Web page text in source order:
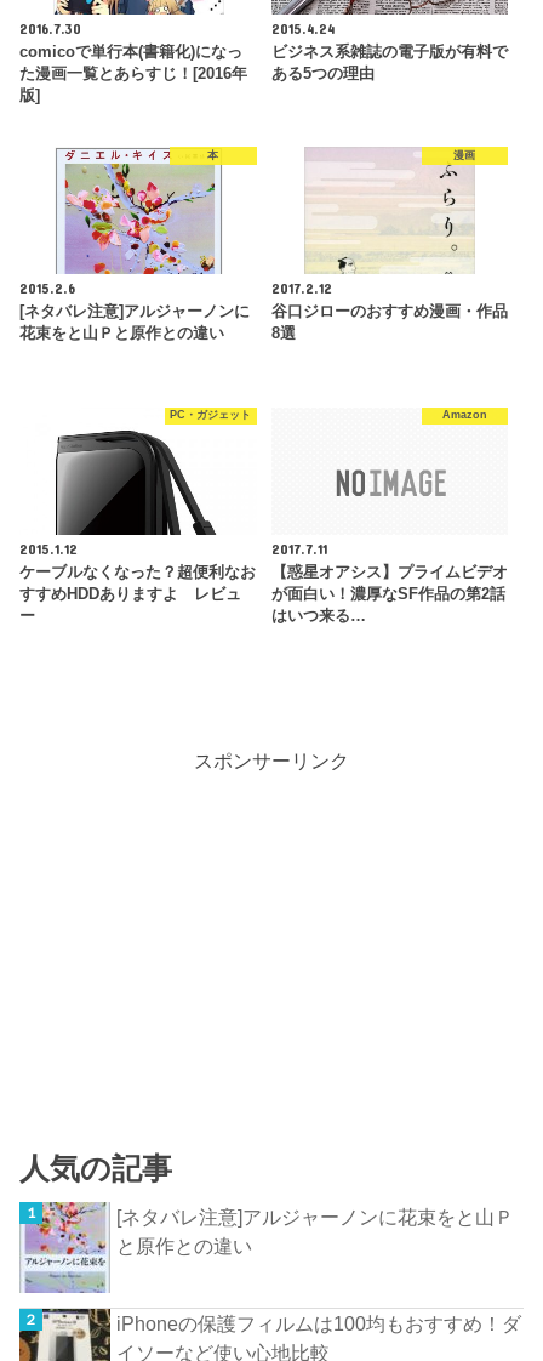
2016.7.30
comicoで単行本(書籍化)になっ
た漫画一覧とあらすじ！[2016年
版]
2015.4.24
ビジネス系雑誌の電子版が有料で
ある5つの理由
本
2015.2.6
[ネタバレ注意]アルジャーノンに
花束をと山Ｐと原作との違い
漫画
2017.2.12
谷口ジローのおすすめ漫画・作品
8選
PC・ガジェット
2015.1.12
ケーブルなくなった？超便利なお
すすめHDDありますよ レビュ
ー
Amazon
2017.7.11
【惑星オアシス】プライムビデオ
が面白い！濃厚なSF作品の第2話
はいつ来る…
スポンサーリンク
人気の記事
[ネタバレ注意]アルジャーノンに花束をと山Ｐ
と原作との違い
iPhoneの保護フィルムは100均もおすすめ！ダ
イソーなど使い心地比較